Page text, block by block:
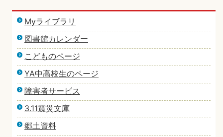
Myライブラリ
図書館カレンダー
こどものページ
YA中高校生のページ
障害者サービス
3.11震災文庫
郷土資料